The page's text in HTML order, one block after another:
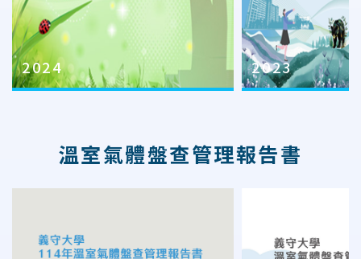
2024 2023
溫室氣體盤查管理報告書